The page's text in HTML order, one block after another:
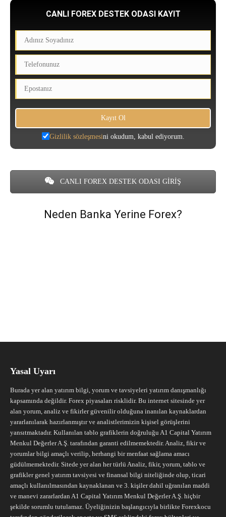
CANLI FOREX DESTEK ODASI KAYIT
Gizlilik sözleşmesini okudum, kabul ediyorum.
CANLI FOREX DESTEK ODASI GİRİŞ
Neden Banka Yerine Forex?
Yasal Uyarı
Burada yer alan yatırım bilgi, yorum ve tavsiyeleri yatırım danışmanlığı
kapsamında değildir. Forex piyasaları risklidir. Bu internet sitesinde yer
alan yorum, analiz ve fikirler güvenilir olduğuna inanılan kaynaklardan
yararlanılarak hazırlanmıştır ve analistlerimizin kişisel görüşlerini
yansıtmaktadır. Kullanılan tablo grafiklerin doğruluğu A1 Capital Yatırım
Menkul Değerler A.Ş. tarafından garanti edilmemektedir. Analiz, fikir ve
yorumlar bilgi amaçlı verilip, herhangi bir menfaat sağlama amacı
güdülmemektedir. Sitede yer alan her türlü Analiz, fikir, yorum, tablo ve
grafikler genel yatırım tavsiyesi ve finansal bilgi niteliğinde olup, ticari
amaçlı kullanılmasından kaynaklanan ve 3. kişiler dahil uğranılan maddi
ve manevi zararlardan A1 Capital Yatırım Menkul Değerler A.Ş. hiçbir
şekilde sorumlu tutulamaz. Üyeliğinizin başlangıcıyla birlikte Forexkocu